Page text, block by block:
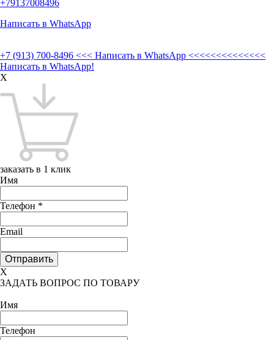
+79137008496
Написать в WhatsApp
+7 (913) 700-8496 <<< Написать в WhatsApp <<<<<<<<<<<<<<
Написать в WhatsApp!
X
заказать в 1 клик
Имя
Телефон *
Email
X
ЗАДАТЬ ВОПРОС ПО ТОВАРУ
Имя
Телефон